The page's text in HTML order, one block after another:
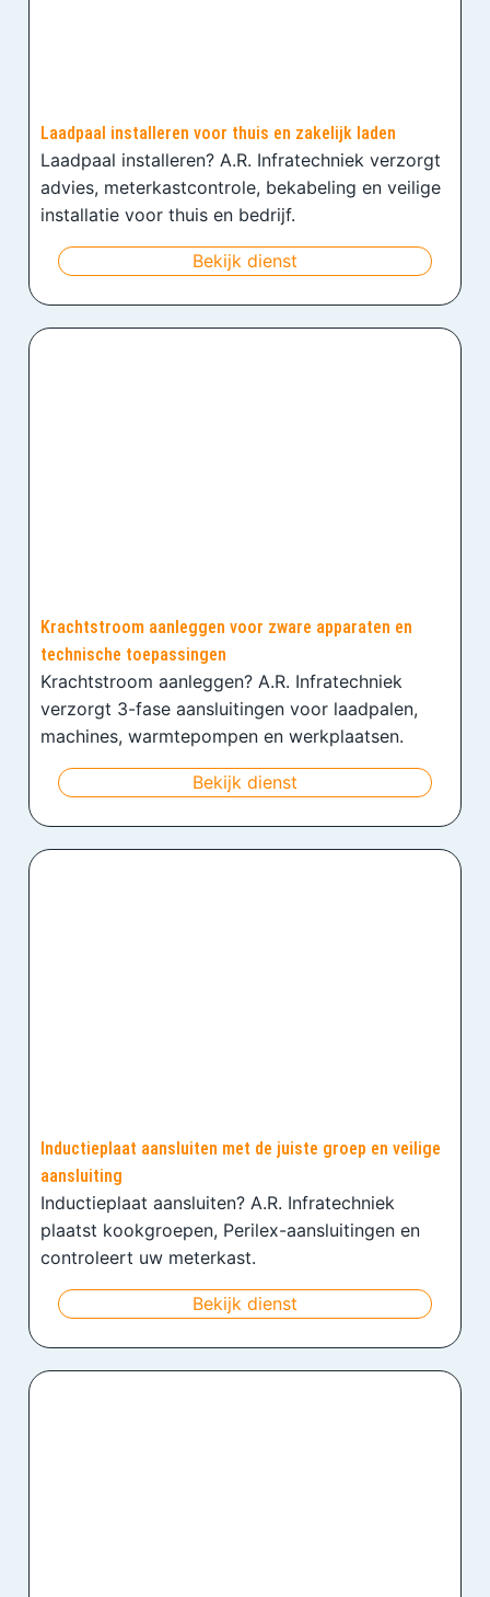
Laadpaal installeren voor thuis en zakelijk laden
Laadpaal installeren? A.R. Infratechniek verzorgt
advies, meterkastcontrole, bekabeling en veilige
installatie voor thuis en bedrijf.
Bekijk dienst
Krachtstroom aanleggen voor zware apparaten en
technische toepassingen
Krachtstroom aanleggen? A.R. Infratechniek
verzorgt 3-fase aansluitingen voor laadpalen,
machines, warmtepompen en werkplaatsen.
Bekijk dienst
Inductieplaat aansluiten met de juiste groep en veilige
aansluiting
Inductieplaat aansluiten? A.R. Infratechniek
plaatst kookgroepen, Perilex-aansluitingen en
controleert uw meterkast.
Bekijk dienst